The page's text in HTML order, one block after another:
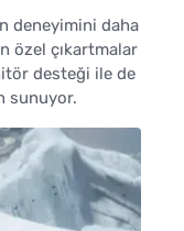
deneyimini daha
özel çıkartmalar
desteği ile de
sunuyor.